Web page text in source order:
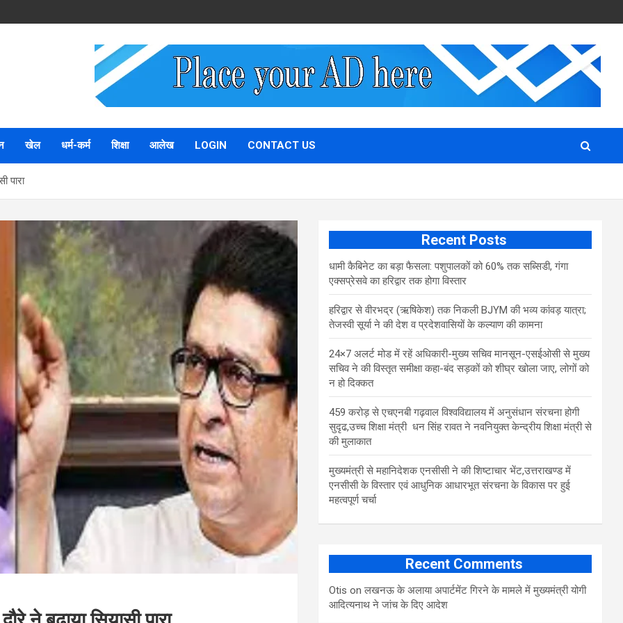
खेल धर्म-कर्म शिक्षा आलेख LOGIN CONTACT US
पारा
Recent Posts
​धामी कैबिनेट का बड़ा फैसला: पशुपालकों को 60% तक सब्सिडी, गंगा
एक्सप्रेसवे का हरिद्वार तक होगा विस्तार
​हरिद्वार से वीरभद्र (ऋषिकेश) तक निकली BJYM की भव्य कांवड़ यात्रा;
तेजस्वी सूर्या ने की देश व प्रदेशवासियों के कल्याण की कामना
24×7 अलर्ट मोड में रहें अधिकारी-मुख्य सचिव मानसून-एसईओसी से मुख्य
सचिव ने की विस्तृत समीक्षा कहा-बंद सड़कों को शीघ्र खोला जाए, लोगों को
न हो दिक्कत
459 करोड़ से एचएनबी गढ़वाल विश्वविद्यालय में अनुसंधान संरचना होगी
सुदृढ,उच्च शिक्षा मंत्री धन सिंह रावत ने नवनियुक्त केन्द्रीय शिक्षा मंत्री से
की मुलाकात
मुख्यमंत्री से महानिदेशक एनसीसी ने की शिष्टाचार भेंट,उत्तराखण्ड में
एनसीसी के विस्तार एवं आधुनिक आधारभूत संरचना के विकास पर हुई
महत्वपूर्ण चर्चा
Recent Comments
Otis onलखनऊ के अलाया अपार्टमेंट गिरने के मामले में मुख्‍यमंत्री योगी
आद‍ित्‍यनाथ ने जांच के द‍िए आदेश